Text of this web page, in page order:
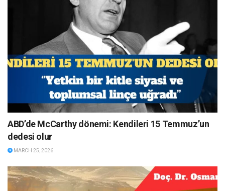
ABD’de McCarthy dönemi: Kendileri 15 Temmuz’un
dedesi olur
MARCH 25, 2026